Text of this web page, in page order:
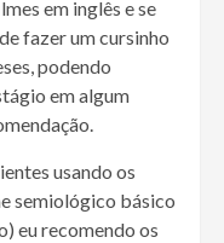
em inglês e se
fazer um cursinho
podendo
em algum
usando os
semiológico básico
eu recomendo os